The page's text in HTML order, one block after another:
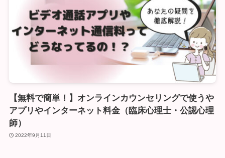
【無料で簡単！】オンラインカウンセリングで使うや
アプリやインターネット料金（臨床心理士・公認心理
師）
2022年9月11日